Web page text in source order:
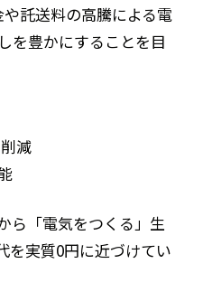
託送料の高騰による電
を豊かにすることを目
減
ら「電気をつくる」生
を実質0円に近づけてい